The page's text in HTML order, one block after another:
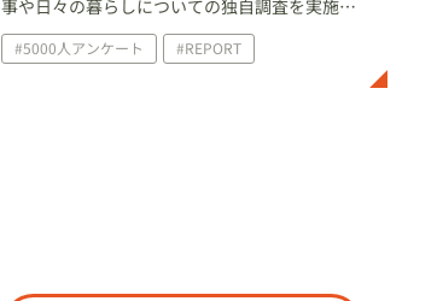
事や日々の暮らしについての独自調査を実施し
ています。今回は、2022年4月に家庭で実施し
たイベント・行事について、及びお花見実施状
#5000人アンケート #REPORT